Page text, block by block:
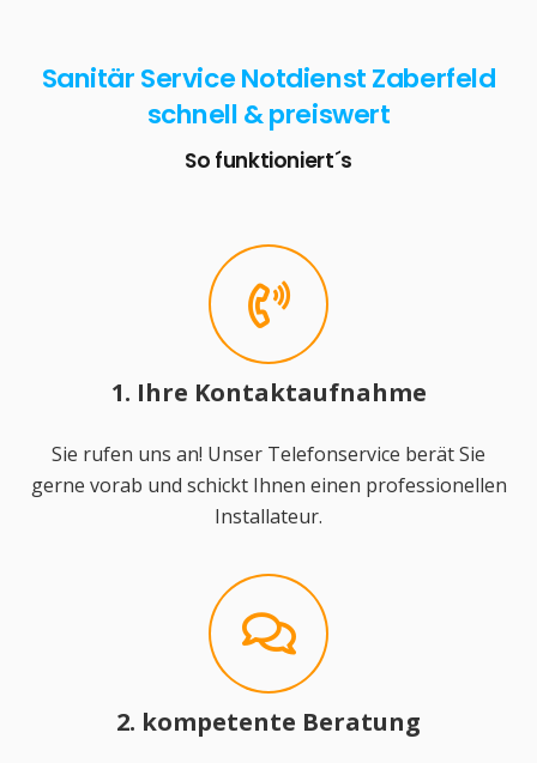
Sanitär Service Notdienst Zaberfeld
schnell & preiswert
So funktioniert´s
1. Ihre Kontaktaufnahme
Sie rufen uns an! Unser Telefonservice berät Sie
gerne vorab und schickt Ihnen einen professionellen
Installateur.
2. kompetente Beratung